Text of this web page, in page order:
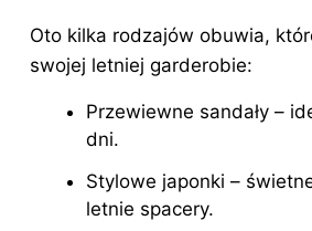
Oto kilka rodzajów obuwia,
swojej letniej garderobie:
Przewiewne sandały –
dni.
Stylowe japonki –
letnie spacery.